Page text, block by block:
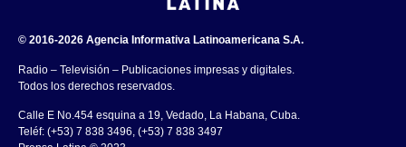
© 2016-2026 Agencia Informativa Latinoamericana S.A.
Radio – Televisión – Publicaciones impresas y digitales.
Todos los derechos reservados.
Calle E No.454 esquina a 19, Vedado, La Habana, Cuba.
Teléf: (+53) 7 838 3496, (+53) 7 838 3497